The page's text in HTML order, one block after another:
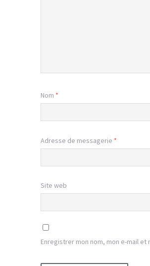
Nom *
Adresse de messagerie *
Site web
Enregistrer mon nom, mon e-mail